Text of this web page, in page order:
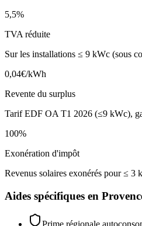
5,5%
TVA réduite
Sur les installations ≤ 9 kWc (sous
0,04€/kWh
Revente du surplus
Tarif EDF OA T1 2026 (≤9 kWc),
100%
Exonération d'impôt
Revenus solaires exonérés pour ≤ 3
Aides spécifiques en